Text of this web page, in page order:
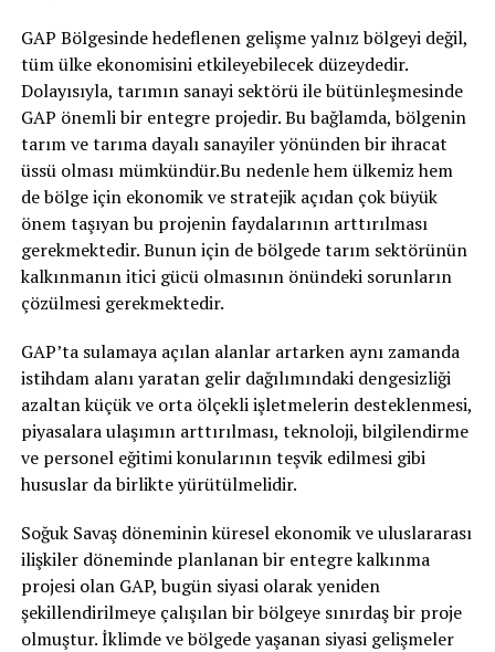
GAP Bölgesinde hedeflenen gelişme yalnız bölgeyi değil,
tüm ülke ekonomisini etkileyebilecek düzeydedir.
Dolayısıyla, tarımın sanayi sektörü ile bütünleşmesinde
GAP önemli bir entegre projedir. Bu bağlamda, bölgenin
tarım ve tarıma dayalı sanayiler yönünden bir ihracat
üssü olması mümkündür.Bu nedenle hem ülkemiz hem
de bölge için ekonomik ve stratejik açıdan çok büyük
önem taşıyan bu projenin faydalarının arttırılması
gerekmektedir. Bunun için de bölgede tarım sektörünün
kalkınmanın itici gücü olmasının önündeki sorunların
çözülmesi gerekmektedir.
GAP’ta sulamaya açılan alanlar artarken aynı zamanda
istihdam alanı yaratan gelir dağılımındaki dengesizliği
azaltan küçük ve orta ölçekli işletmelerin desteklenmesi,
piyasalara ulaşımın arttırılması, teknoloji, bilgilendirme
ve personel eğitimi konularının teşvik edilmesi gibi
hususlar da birlikte yürütülmelidir.
Soğuk Savaş döneminin küresel ekonomik ve uluslararası
ilişkiler döneminde planlanan bir entegre kalkınma
projesi olan GAP, bugün siyasi olarak yeniden
şekillendirilmeye çalışılan bir bölgeye sınırdaş bir proje
olmuştur. İklimde ve bölgede yaşanan siyasi gelişmeler